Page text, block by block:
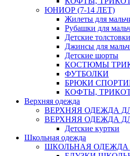
ЮНИОР (7-14 ЛЕТ)
Жилеты для
Рубашки для
Детские толстовки
Джинсы для
Детские шорты
КОСТЮМЫ
ФУТБОЛКИ
БРЮКИ
КОФТЫ,
Верхняя одежда
ВЕРХНЯЯ ОДЕЖДА
ВЕРХНЯЯ ОДЕЖДА
Детские куртки
Школьная одежда
ШКОЛЬНАЯ ОДЕЖДА